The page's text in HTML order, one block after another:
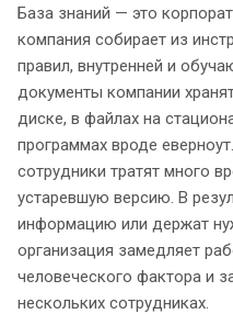
База знаний — это
компания собирает из
правил, внутренней и
документы компании
диске, в файлах на
программах вроде
сотрудники тратят много
устаревшую версию. В
информацию или держат
организация замедляет
человеческого фактора и
нескольких сотрудниках.